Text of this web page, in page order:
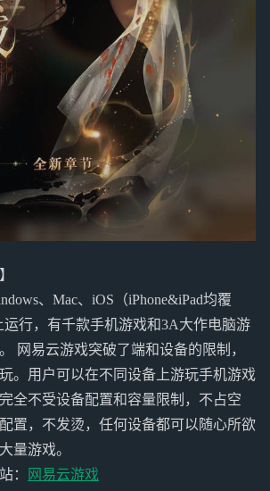
、Mac、iOS（iPhone&iPad均覆
行，有千款手机游戏和3A大作电脑游
网易云游戏突破了端和设备的限制，
。用户可以在不同设备上游玩手机游戏
全不受设备配置和容量限制，不占空
置，不发烫，任何设备都可以随心所欲
量游戏。
：
网易云游戏